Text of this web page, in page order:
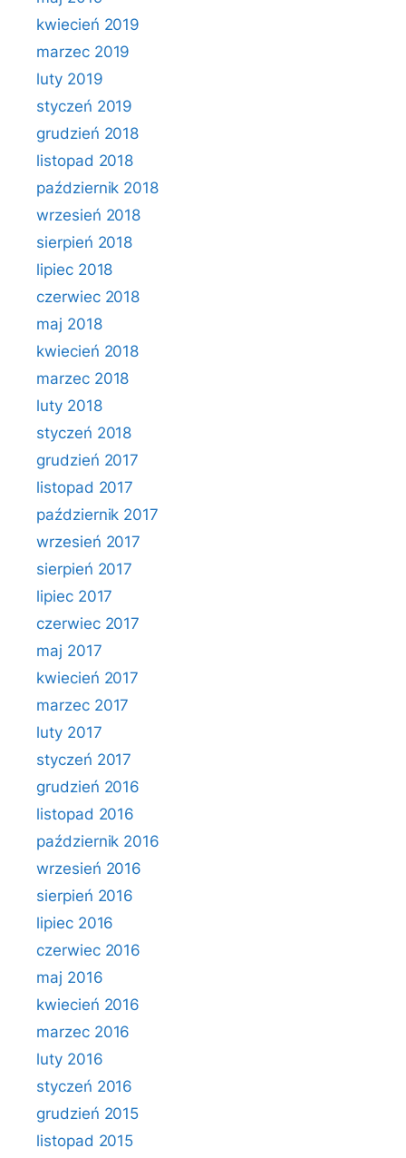
kwiecień 2019
marzec 2019
luty 2019
styczeń 2019
grudzień 2018
listopad 2018
październik 2018
wrzesień 2018
sierpień 2018
lipiec 2018
czerwiec 2018
maj 2018
kwiecień 2018
marzec 2018
luty 2018
styczeń 2018
grudzień 2017
listopad 2017
październik 2017
wrzesień 2017
sierpień 2017
lipiec 2017
czerwiec 2017
maj 2017
kwiecień 2017
marzec 2017
luty 2017
styczeń 2017
grudzień 2016
listopad 2016
październik 2016
wrzesień 2016
sierpień 2016
lipiec 2016
czerwiec 2016
maj 2016
kwiecień 2016
marzec 2016
luty 2016
styczeń 2016
grudzień 2015
listopad 2015